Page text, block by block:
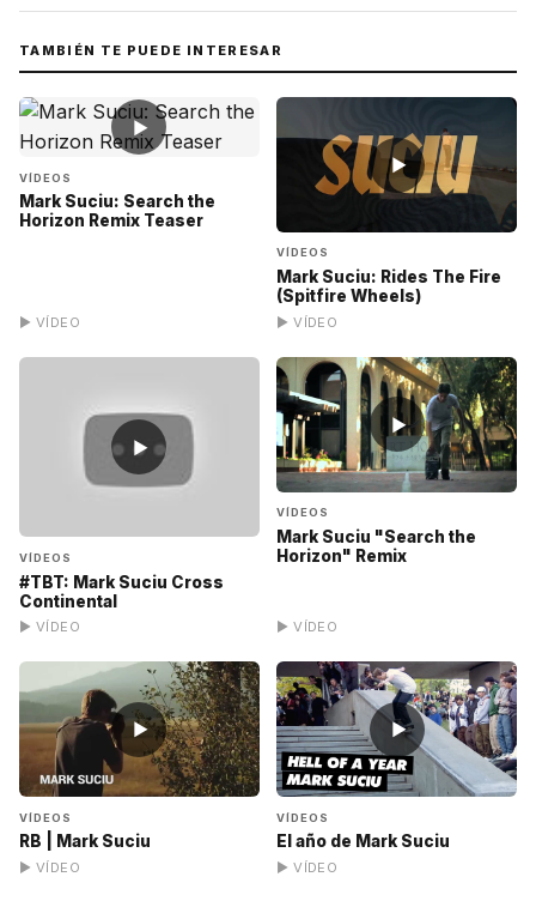
TAMBIÉN TE PUEDE INTERESAR
▶
VÍDEOS
Mark Suciu: Search the
Horizon Remix Teaser
▶ VÍDEO
▶
VÍDEOS
Mark Suciu: Rides The Fire
(Spitfire Wheels)
▶ VÍDEO
▶
VÍDEOS
#TBT: Mark Suciu Cross
Continental
▶ VÍDEO
▶
VÍDEOS
Mark Suciu "Search the
Horizon" Remix
▶ VÍDEO
▶
VÍDEOS
RB | Mark Suciu
▶ VÍDEO
▶
VÍDEOS
El año de Mark Suciu
▶ VÍDEO